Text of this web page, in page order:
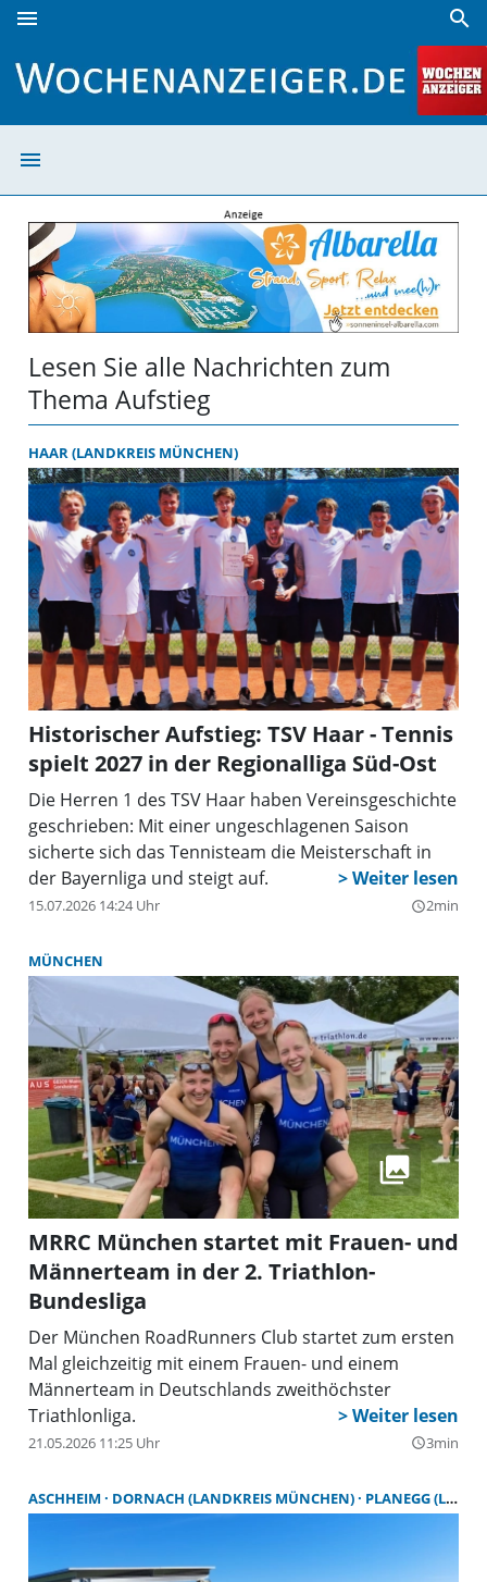
menu search
menu
Lesen Sie alle Nachrichten zum
Thema Aufstieg
HAAR (LANDKREIS MÜNCHEN)
Historischer Aufstieg: TSV Haar - Tennis
spielt 2027 in der Regionalliga Süd-Ost
Die Herren 1 des TSV Haar haben Vereinsgeschichte
geschrieben: Mit einer ungeschlagenen Saison
sicherte sich das Tennisteam die Meisterschaft in
der Bayernliga und steigt auf.
15.07.2026 14:24 Uhr query_builder2min
MÜNCHEN
MRRC München startet mit Frauen- und
Männerteam in der 2. Triathlon-
Bundesliga
Der München RoadRunners Club startet zum ersten
Mal gleichzeitig mit einem Frauen- und einem
Männerteam in Deutschlands zweithöchster
Triathlonliga.
21.05.2026 11:25 Uhr query_builder3min
ASCHHEIM DORNACH (LANDKREIS MÜNCHEN) PLANEGG (LANDKREIS MÜNCHEN)